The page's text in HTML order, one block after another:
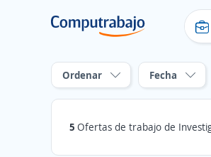
Ordenar Fecha
5 Ofertas de trabajo de Investigación y